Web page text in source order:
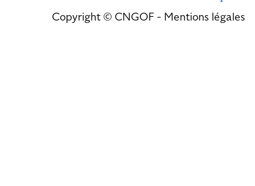
Copyright © CNGOF - Mentions légales